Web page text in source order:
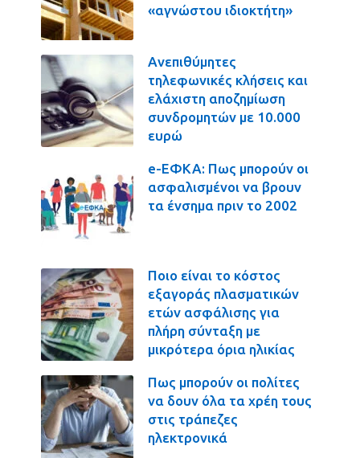
«αγνώστου ιδιοκτήτη»
Ανεπιθύμητες
τηλεφωνικές κλήσεις και
ελάχιστη αποζημίωση
συνδρομητών με 10.000
ευρώ
e-ΕΦΚΑ: Πως μπορούν οι
ασφαλισμένοι να βρουν
τα ένσημα πριν το 2002
Ποιο είναι το κόστος
εξαγοράς πλασματικών
ετών ασφάλισης για
πλήρη σύνταξη με
μικρότερα όρια ηλικίας
Πως μπορούν οι πολίτες
να δουν όλα τα χρέη τους
στις τράπεζες
ηλεκτρονικά